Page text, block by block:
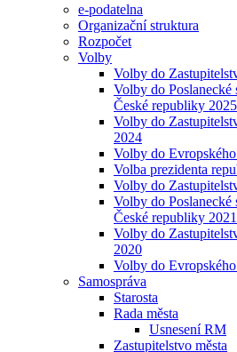
e-podatelna
Organizační struktura
Rozpočet
Volby
Volby do
Volby do Poslanecké
České republiky 2025
Volby do
2024
Volby do
Volba prezidenta
Volby do
Volby do Poslanecké
České republiky 2021
Volby do
2020
Volby do
Samospráva
Starosta
Rada města
Usnesení RM
Zastupitelstvo města